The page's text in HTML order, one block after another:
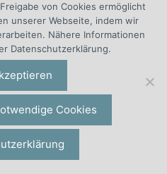
Module: Pamper
Module: Jakobsleiter
Module: Teambalken
Training Module:
von Cookies ermöglicht
unserer Webseite, indem wir
Nähere Informationen
Datenschutzerklärung.
Cookies